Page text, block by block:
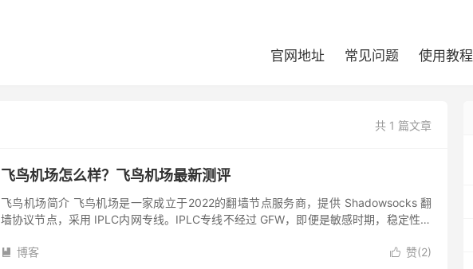
官网地址 常见问题 使用教程
共 1 篇文章
飞鸟机场怎么样？飞鸟机场最新测评
飞鸟机场简介 飞鸟机场是一家成立于2022的翻墙节点服务商，提供 Shadowsocks 翻
墙协议节点，采用 IPLC内网专线。IPLC专线不经过 GFW，即便是敏感时期，稳定性也
 赞(2)
 博客